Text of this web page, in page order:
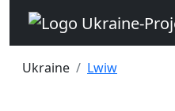
Ukraine Lwiw